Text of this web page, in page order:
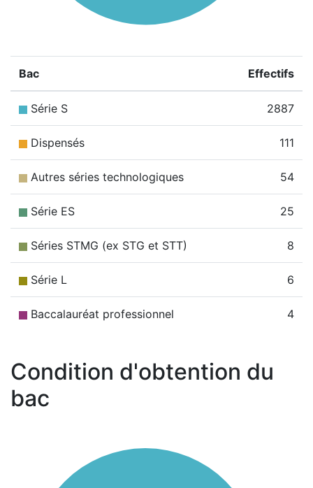
Bac Effectifs
Série S 2887
Dispensés 111
Autres séries technologiques 54
Série ES 25
Séries STMG (ex STG et STT) 8
Série L 6
Baccalauréat professionnel 4
Condition d'obtention du
bac